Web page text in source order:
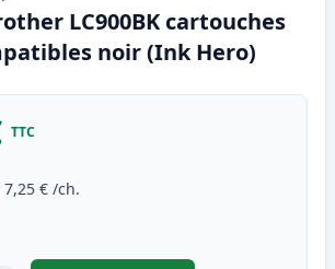
LC900BK cartouches
noir (Ink Hero)
TTC
7,25 € /ch.